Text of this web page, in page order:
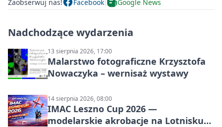
Zaobserwuj nas! Facebook Google News
Nadchodzące wydarzenia
13 sierpnia 2026, 17:00
Malarstwo fotograficzne Krzysztofa
Nowaczyka – wernisaż wystawy
14 sierpnia 2026, 08:00
IMAC Leszno Cup 2026 —
modelarskie akrobacje na Lotnisku